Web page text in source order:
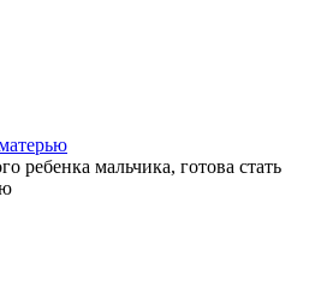
ребенка мальчика, готова стать